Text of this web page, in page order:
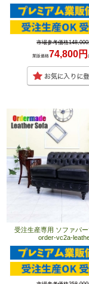
市場参考価格
業販価格74,800円
受注生産専用 ソファパ
order-vc2a-